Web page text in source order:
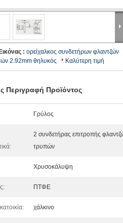
: ορείχαλκος συνδετήρων φλαντζών
2.92mm θηλυκός
Καλύτερη τιμή
Περιγραφή Προϊόντος
Γρύλος
2 συνδετήρας επιτροπής
τρυπών
Χρυσοκάλυψη
ΠΤΦΕ
χάλκινο